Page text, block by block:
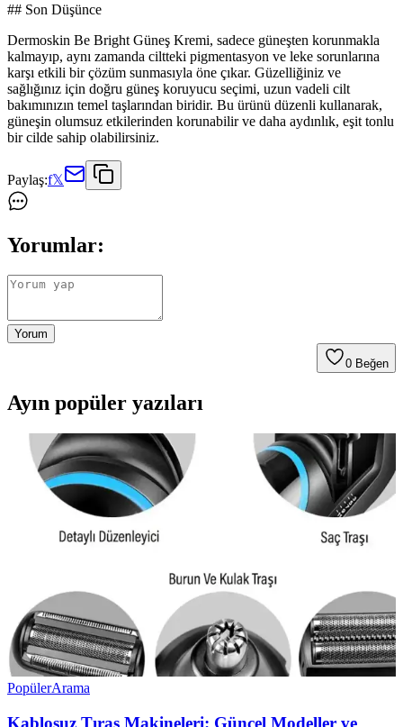
## Son Düşünce
Dermoskin Be Bright Güneş Kremi, sadece güneşten korunmakla
kalmayıp, aynı zamanda ciltteki pigmentasyon ve leke sorunlarına
karşı etkili bir çözüm sunmasıyla öne çıkar. Güzelliğiniz ve
sağlığınız için doğru güneş koruyucu seçimi, uzun vadeli cilt
bakımınızın temel taşlarından biridir. Bu ürünü düzenli kullanarak,
güneşin olumsuz etkilerinden korunabilir ve daha aydınlık, eşit tonlu
bir cilde sahip olabilirsiniz.
Paylaş:f𝕏
Yorumlar:
Yorum
0 Beğen
Ayın popüler yazıları
PopülerArama
Kablosuz Tıraş Makineleri: Güncel Modeller ve